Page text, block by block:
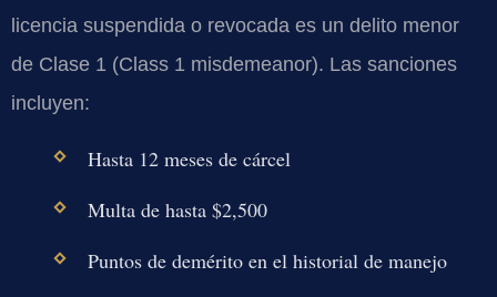
licencia suspendida o revocada es un delito menor
de Clase 1 (Class 1 misdemeanor). Las sanciones
incluyen:
Hasta 12 meses de cárcel
Multa de hasta $2,500
Puntos de demérito en el historial de manejo